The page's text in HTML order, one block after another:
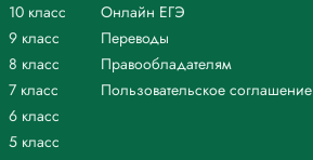
10 класс
9 класс
8 класс
7 класс
6 класс
5 класс
Онлайн ЕГЭ
Переводы
Правообладателям
Пользовательское соглашение